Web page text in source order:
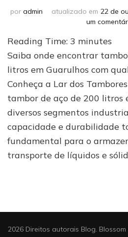
por admin atualizado em 22 de
um
Reading Time: 3 minutes
Saiba onde encontrar
litros em Guarulhos com
Conheça a Lar dos
tambor de aço de 200 litros
diversos segmentos
capacidade e durabilidade
fundamental para o
transporte de líquidos e
2026 Direitos autorais Blog.